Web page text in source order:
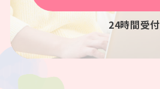
24時間受付